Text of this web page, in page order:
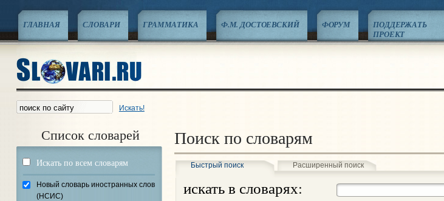
ГЛАВНАЯ СЛОВАРИ ГРАММАТИКА Ф.М. ДОСТОЕВСКИЙ ФОРУМ
ПОДДЕРЖАТЬ
ПРОЕКТ
Искать!
Список словарей
Искать по всем словарям
Новый словарь иностранных слов
(НСИС)
Поиск по словарям
Быстрый поиск Расширенный поиск
искать в словарях: